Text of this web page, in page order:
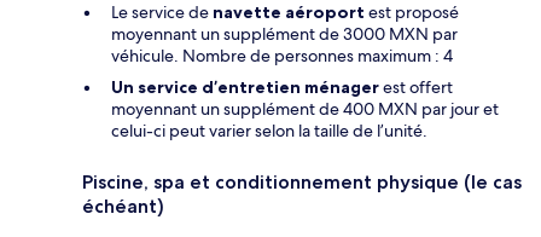
Le service de navette aéroport est proposé
moyennant un supplément de 3000 MXN par
véhicule. Nombre de personnes maximum : 4
Un service d’entretien ménagerest offert
moyennant un supplément de 400 MXN par jour et
celui-ci peut varier selon la taille de l’unité.
Piscine, spa et conditionnement physique (le cas
échéant)